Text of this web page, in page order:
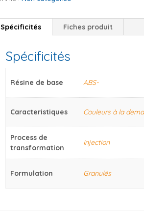
Spécificités Fiches produit
Spécificités
Résine de base ABS-
Caracteristiques Couleurs à la
Process de
transformation
Injection
Formulation Granulés